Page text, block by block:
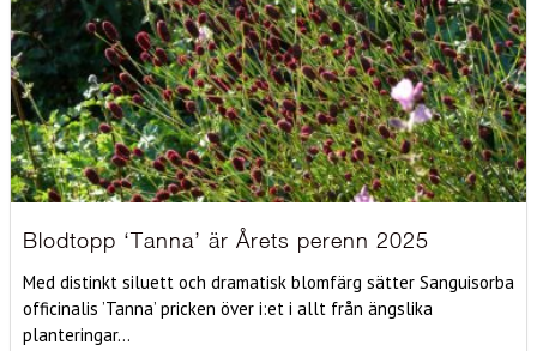
Blodtopp ‘Tanna’ är Årets perenn 2025
Med distinkt siluett och dramatisk blomfärg sätter Sanguisorba
officinalis ’Tanna’ pricken över i:et i allt från ängslika
planteringar...